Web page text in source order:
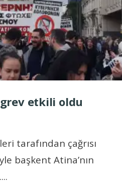
etkili oldu
tarafından çağrısı
başkent Atina’nın
...